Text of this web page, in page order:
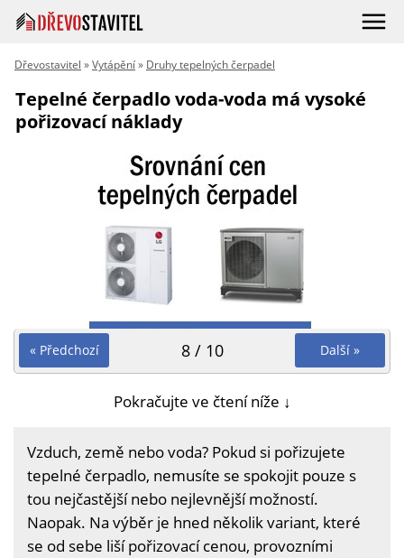
Dřevostavitel »Vytápění» Druhy tepelných čerpadel
Tepelné čerpadlo voda-voda má vysoké
pořizovací náklady
« Předchozí Další »
8 / 10
Pokračujte ve čtení níže ↓
Vzduch, země nebo voda? Pokud si pořizujete
tepelné čerpadlo, nemusíte se spokojit pouze s
tou nejčastější nebo nejlevnější možností.
Naopak. Na výběr je hned několik variant, které
se od sebe liší pořizovací cenou, provozními